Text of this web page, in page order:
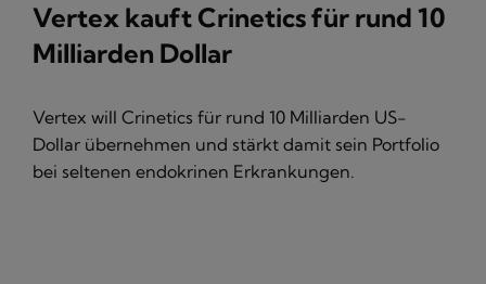
Vertex kauft Crinetics für rund 10
Milliarden Dollar
Vertex will Crinetics für rund 10 Milliarden US-
Dollar übernehmen und stärkt damit sein Portfolio
bei seltenen endokrinen Erkrankungen.